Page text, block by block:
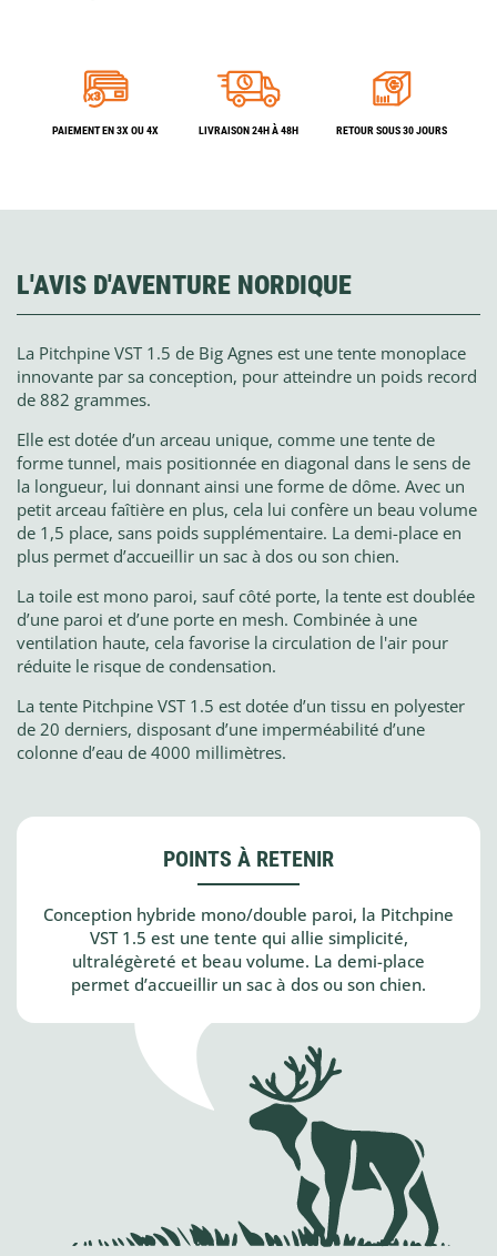
PAIEMENT EN 3X OU 4X LIVRAISON 24H À 48H RETOUR SOUS 30 JOURS
L'AVIS D'AVENTURE NORDIQUE
La Pitchpine VST 1.5 de Big Agnes est une tente monoplace
innovante par sa conception, pour atteindre un poids record
de 882 grammes.
Elle est dotée d’un arceau unique, comme une tente de
forme tunnel, mais positionnée en diagonal dans le sens de
la longueur, lui donnant ainsi une forme de dôme. Avec un
petit arceau faîtière en plus, cela lui confère un beau volume
de 1,5 place, sans poids supplémentaire. La demi-place en
plus permet d’accueillir un sac à dos ou son chien.
La toile est mono paroi, sauf côté porte, la tente est doublée
d’une paroi et d’une porte en mesh. Combinée à une
ventilation haute, cela favorise la circulation de l'air pour
réduite le risque de condensation.
La tente Pitchpine VST 1.5 est dotée d’un tissu en polyester
de 20 derniers, disposant d’une imperméabilité d’une
colonne d’eau de 4000 millimètres.
POINTS À RETENIR
Conception hybride mono/double paroi, la Pitchpine
VST 1.5 est une tente qui allie simplicité,
ultralégèreté et beau volume. La demi-place
permet d’accueillir un sac à dos ou son chien.